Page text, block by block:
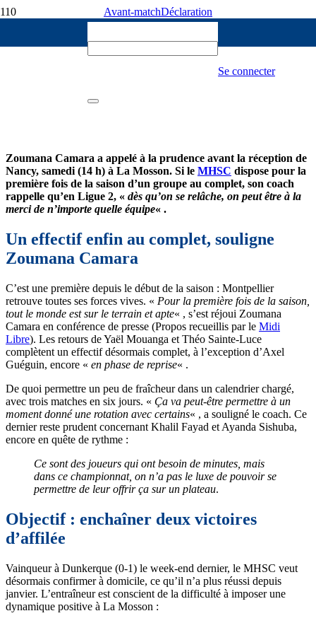
Se connecter
Avant-matchDéclaration
[MHSC-ASNL] Zoumana Camara : « Il
faut aborder ce championnat avec
énormément d’humilité »
Zoumana Camara a appelé à la prudence avant la réception de
Nancy, samedi (14 h) à La Mosson. Si le MHSC dispose pour la
première fois de la saison d’un groupe au complet, son coach
rappelle qu’en Ligue 2, « dès qu’on se relâche, on peut être à la
merci de n’importe quelle équipe« .
Un effectif enfin au complet, souligne
Zoumana Camara
C’est une première depuis le début de la saison : Montpellier
retrouve toutes ses forces vives. « Pour la première fois de la saison,
tout le monde est sur le terrain et apte« , s’est réjoui Zoumana
Camara en conférence de presse (Propos recueillis par le Midi
Libre). Les retours de Yaël Mouanga et Théo Sainte-Luce
complètent un effectif désormais complet, à l’exception d’Axel
Guéguin, encore « en phase de reprise« .
De quoi permettre un peu de fraîcheur dans un calendrier chargé,
avec trois matches en six jours. « Ça va peut-être permettre à un
moment donné une rotation avec certains« , a souligné le coach. Ce
dernier reste prudent concernant Khalil Fayad et Ayanda Sishuba,
encore en quête de rythme :
Ce sont des joueurs qui ont besoin de minutes, mais
dans ce championnat, on n’a pas le luxe de pouvoir se
permettre de leur offrir ça sur un plateau.
Objectif : enchaîner deux victoires
d’affilée
Vainqueur à Dunkerque (0-1) le week-end dernier, le MHSC veut
désormais confirmer à domicile, ce qu’il n’a plus réussi depuis
janvier. L’entraîneur est conscient de la difficulté à imposer une
dynamique positive à La Mosson :